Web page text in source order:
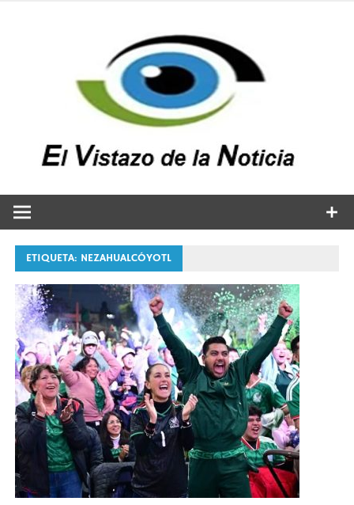
ETIQUETA: NEZAHUALCÓYOTL